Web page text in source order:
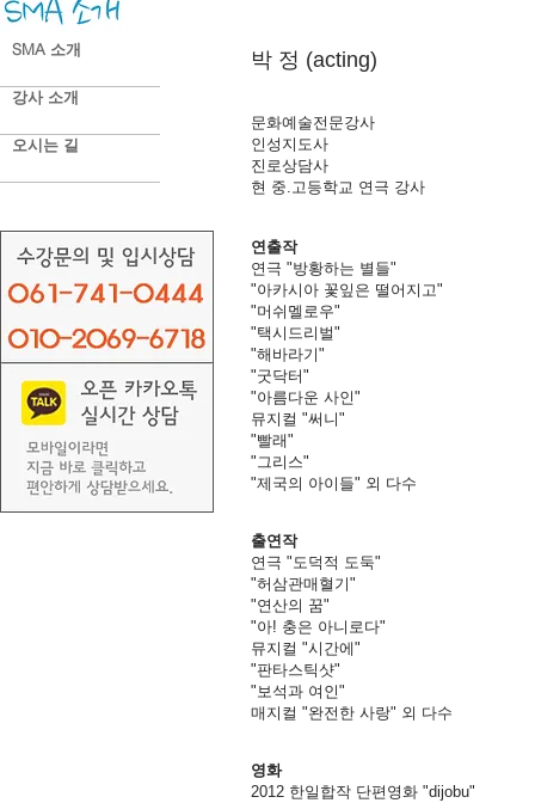
SMA 소개
강사 소개
오시는 길
박 정 (acting)
문화예술전문강사
인성지도사
진로상담사
현 중.고등학교 연극 강사
연출작
연극 "방황하는 별들"
"아카시아 꽃잎은 떨어지고"
"머쉬멜로우"
"택시드리벌"
"해바라기"
"굿닥터"
"아름다운 사인"
뮤지컬 "써니"
"빨래"
"그리스"
"제국의 아이들" 외 다수
출연작
연극 "도덕적 도둑"
"허삼관매혈기"
"연산의 꿈"
"아! 충은 아니로다"
뮤지컬 "시간에"
"판타스틱샷"
"보석과 여인"
매지컬 "완전한 사랑" 외 다수
영화
2012 한일합작 단편영화 "dijobu"